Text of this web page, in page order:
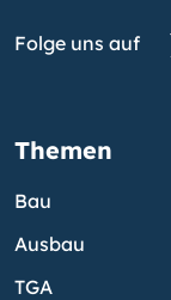
Folge uns auf
Themen
Bau
Ausbau
TGA